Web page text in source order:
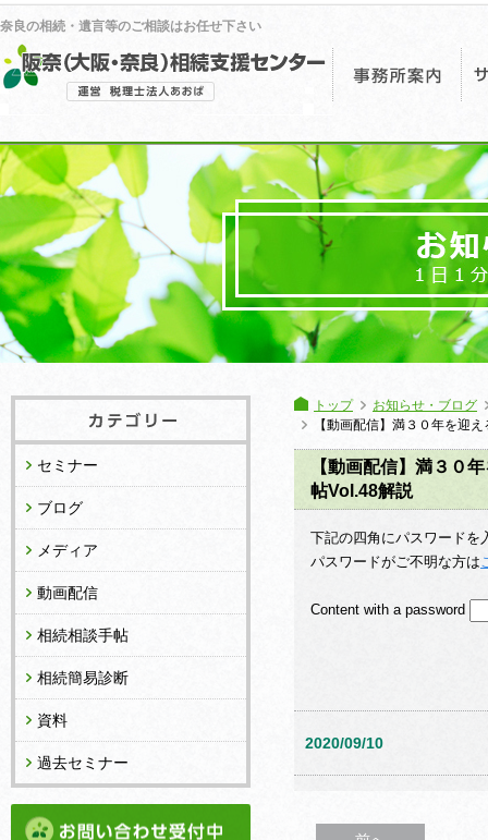
奈良の相続・遺言等のご相談はお任せ下さい
事
トップ
お知らせ・ブログ
【動画配信】満３０年を迎
【動画配信】満３０
帖Vol.48解説
下記の四角にパスワードを
パスワードがご不明な方は
Content with a password
2020/09/10
セミナー
ブログ
メディア
動画配信
相続相談手帖
相続簡易診断
資料
過去セミナー